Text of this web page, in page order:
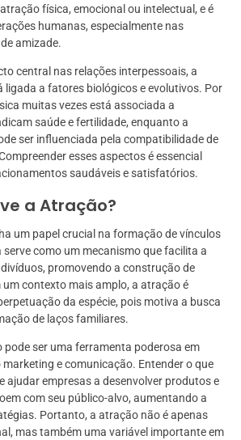
física, emocional ou intelectual, e é
humanas, especialmente nas
amizade.
central nas relações interpessoais, a
a fatores biológicos e evolutivos. Por
muitas vezes está associada a
saúde e fertilidade, enquanto a
ser influenciada pela compatibilidade de
esses aspectos é essencial
saudáveis e satisfatórios.
a Atração?
um papel crucial na formação de vínculos
serve como um mecanismo que facilita a
promovendo a construção de
contexto mais amplo, a atração é
da espécie, pois motiva a busca
de laços familiares.
pode ser uma ferramenta poderosa em
e comunicação. Entender o que
ajudar empresas a desenvolver produtos e
com seu público-alvo, aumentando a
Portanto, a atração não é apenas
mas também uma variável importante em